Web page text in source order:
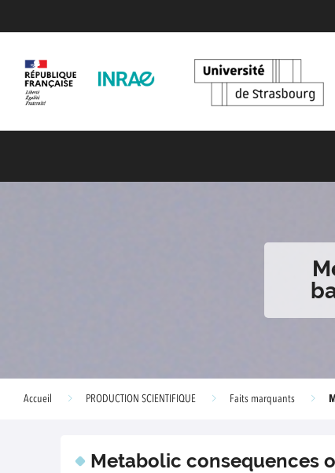
Accueil PRODUCTION SCIENTIFIQUE Faits marquants
Metabolic consequences